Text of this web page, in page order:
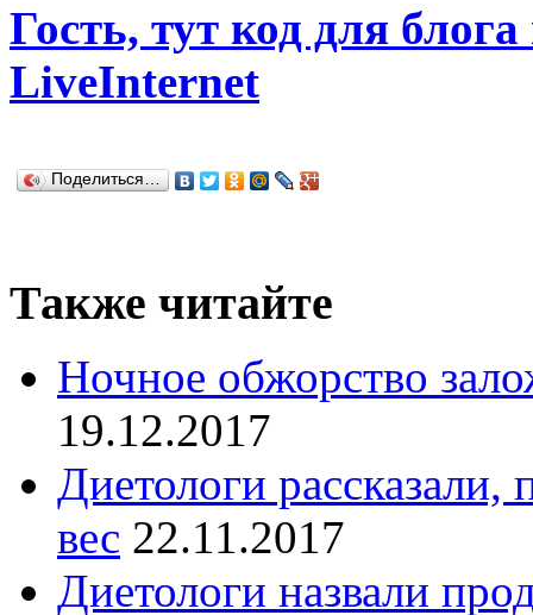
Гость, тут код для
LiveInternet
Поделиться…
Также читайте
Ночное обжорство
19.12.2017
Диетологи
вес 22.11.2017
Диетологи назвали